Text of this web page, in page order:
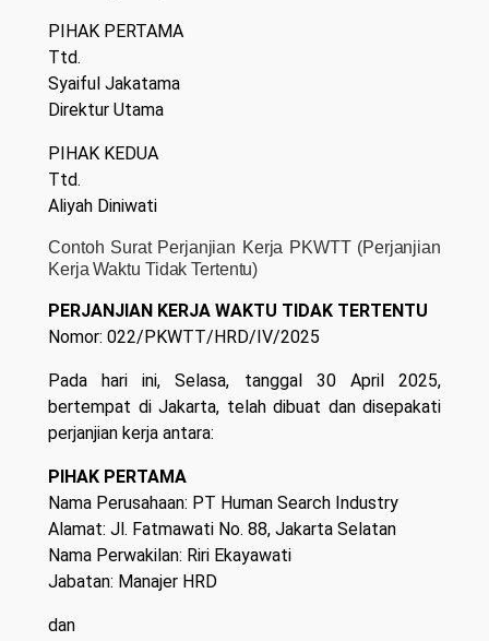
PIHAK PERTAMA
Ttd.
Syaiful Jakatama
Direktur Utama
PIHAK KEDUA
Ttd.
Aliyah Diniwati
Contoh Surat Perjanjian Kerja PKWTT (Perjanjian
Kerja Waktu Tidak Tertentu)
PERJANJIAN KERJA WAKTU TIDAK TERTENTU
Nomor: 022/PKWTT/HRD/IV/2025
Pada hari ini, Selasa, tanggal 30 April 2025,
bertempat di Jakarta, telah dibuat dan disepakati
perjanjian kerja antara:
PIHAK PERTAMA
Nama Perusahaan: PT Human Search Industry
Alamat: Jl. Fatmawati No. 88, Jakarta Selatan
Nama Perwakilan: Riri Ekayawati
Jabatan: Manajer HRD
dan